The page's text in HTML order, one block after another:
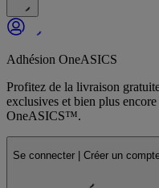
Adhésion OneASICS
Profitez de la livraison
exclusives et bien plus
OneASICS™.
Se connecter | Créer un